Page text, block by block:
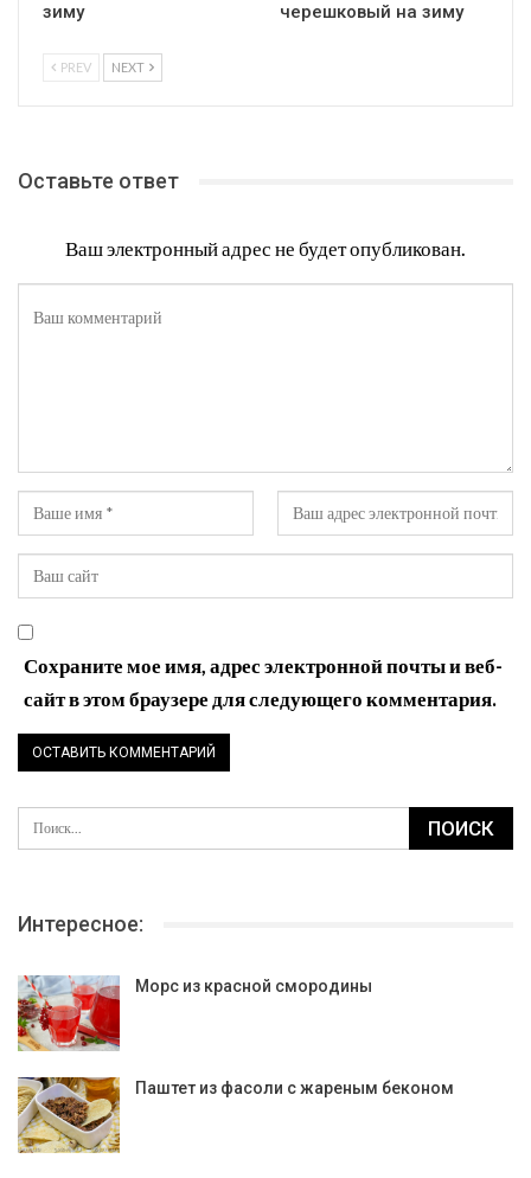
зиму черешковый на зиму
PREV NEXT
Оставьте ответ
Ваш электронный адрес не будет опубликован.
Сохраните мое имя, адрес электронной почты и веб-
сайт в этом браузере для следующего комментария.
Интересное:
Морс из красной смородины
Паштет из фасоли с жареным беконом